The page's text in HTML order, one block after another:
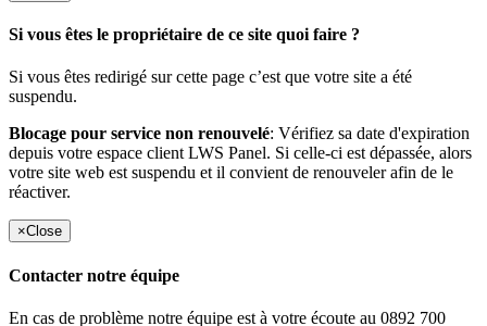
Si vous êtes le propriétaire de ce site quoi faire ?
Si vous êtes redirigé sur cette page c’est que votre site a été
suspendu.
Blocage pour service non renouvelé: Vérifiez sa date d'expiration
depuis votre espace client LWS Panel. Si celle-ci est dépassée, alors
votre site web est suspendu et il convient de renouveler afin de le
réactiver.
×Close
Contacter notre équipe
En cas de problème notre équipe est à votre écoute au 0892 700